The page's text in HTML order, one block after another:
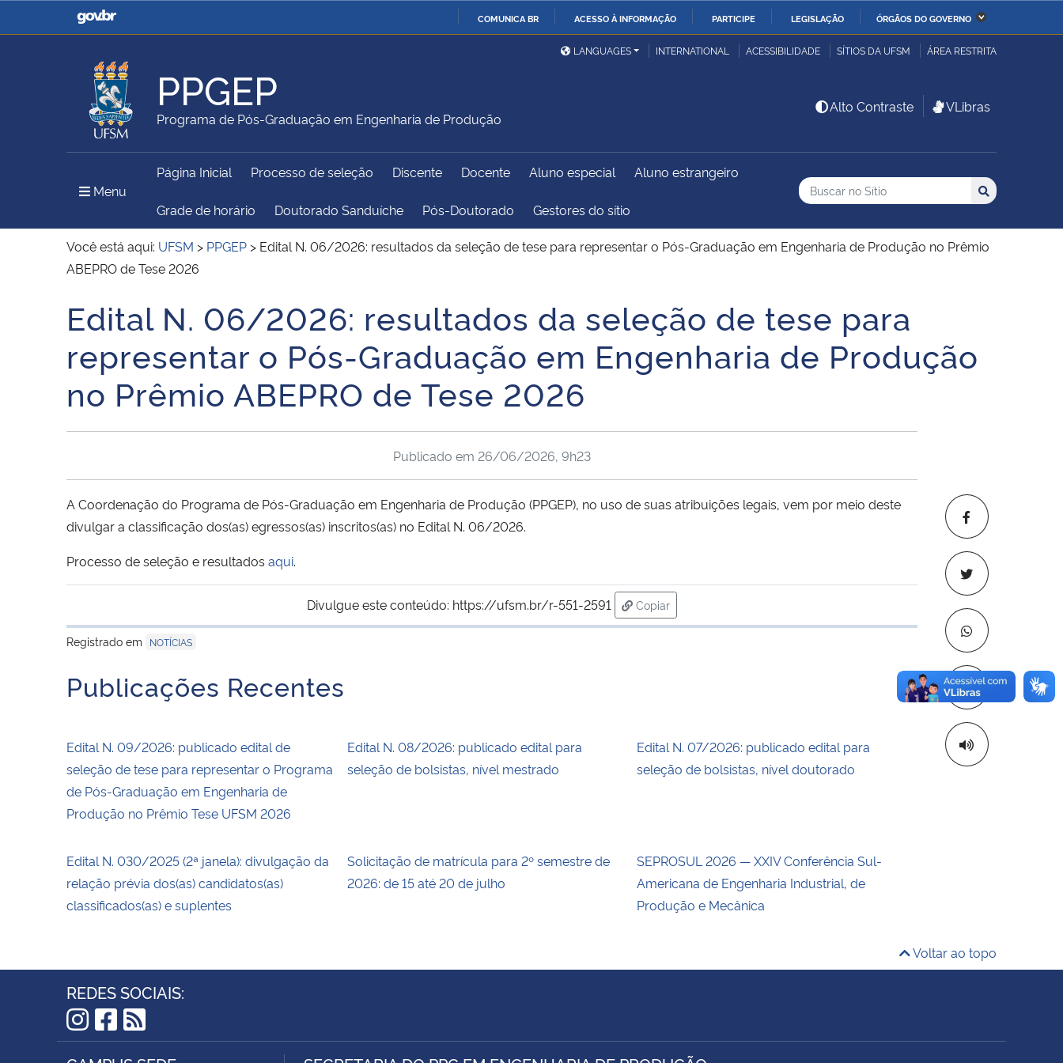
COMUNICA BR ACESSO À INFORMAÇÃO PARTICIPE LEGISLAÇÃO ÓRGÃOS DO GOVERNO
Casa Civil
Ministério da Justiça e
Ministério da Defesa
Ministério das Relações
Exteriores
Ministério da Economia Ministério da Infraestrutura
Ministério da Agricultura,
Pecuária e Abastecimento
Ministério da Educação
Ministério da Ciência,
Tecnologia, Inovações e
Ministério do Meio Ambiente
Desenvolvimento Regional
Controladoria-Geral da
União
Ministério da Mulher, da
Humanos
Secretaria de Governo
LANGUAGES INTERNATIONAL ACESSIBILIDADE SÍTIOS DA UFSM ÁREA RESTRITA
PPGEP
Programa de Pós-Graduação em Engenharia de Produção
Alto Contraste VLibras
Menu
Página Inicial Processo de seleção Discente Docente Aluno especial Aluno estrangeiro
Grade de horário Doutorado Sanduíche Pós-Doutorado Gestores do sítio
Busca
Buscar no no Sítio
Busca: Buscar
Você está aqui: UFSM > PPGEP > Edital N. 06/2026: resultados da seleção de tese para representar o Pós-Graduação em Engenharia de Produção no Prêmio
ABEPRO de Tese 2026
Início do conteúdo
Edital N. 06/2026: resultados da seleção de tese para
representar o Pós-Graduação em Engenharia de Produção
no Prêmio ABEPRO de Tese 2026
Copiar para
Publicado em 26/06/2026, 9h23
A Coordenação do Programa de Pós-Graduação em Engenharia de Produção (PPGEP), no uso de suas atribuições legais, vem por meio deste
divulgar a classificação dos(as) egressos(as) inscritos(as) no Edital N. 06/2026.
Processo de seleção e resultados aqui.
Divulgue este conteúdo: https://ufsm.br/r-551-2591
Copiar
para área de transferência
Registrado em
NOTÍCIAS
Publicações Recentes
Edital N. 09/2026: publicado edital de
seleção de tese para representar o Programa
de Pós-Graduação em Engenharia de
Produção no Prêmio Tese UFSM 2026
Edital N. 08/2026: publicado edital para
seleção de bolsistas, nível mestrado
Edital N. 07/2026: publicado edital para
seleção de bolsistas, nível doutorado
Edital N. 030/2025 (2ª janela): divulgação da
relação prévia dos(as) candidatos(as)
classificados(as) e suplentes
Solicitação de matrícula para 2º semestre de
2026: de 15 até 20 de julho
SEPROSUL 2026 — XXIV Conferência Sul-
Americana de Engenharia Industrial, de
Produção e Mecânica
Voltar ao topo
REDES SOCIAIS:
Instagram
Facebook
RSS